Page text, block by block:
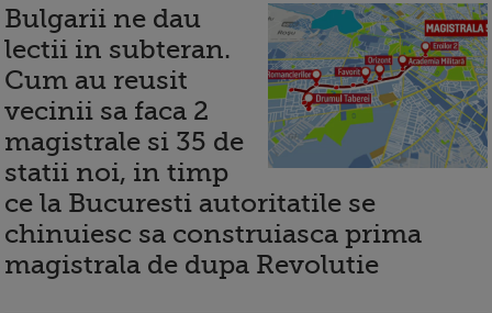
Bulgarii ne dau
lectii in subteran.
Cum au reusit
vecinii sa faca 2
magistrale si 35 de
statii noi, in timp
ce la Bucuresti autoritatile se
chinuiesc sa construiasca prima
magistrala de dupa Revolutie